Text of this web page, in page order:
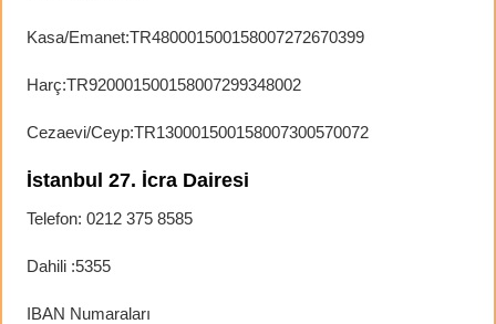
Kasa/Emanet:TR480001500158007272670399
Harç:TR920001500158007299348002
Cezaevi/Ceyp:TR130001500158007300570072
İstanbul 27. İcra Dairesi
Telefon: 0212 375 8585
Dahili :5355
IBAN Numaraları